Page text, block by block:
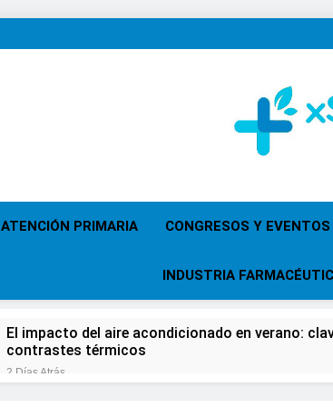
ATENCIÓN PRIMARIA CONGRESOS Y EVENTOS
INDUSTRIA
El impacto del aire acondicionado en verano:
contrastes térmicos
2 Días Atrás